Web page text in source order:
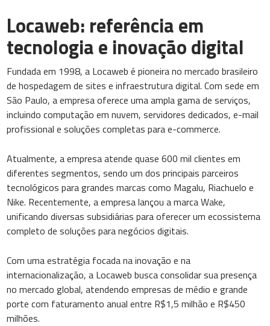
Locaweb: referência em
tecnologia e inovação digital
Fundada em 1998, a Locaweb é pioneira no mercado brasileiro
de hospedagem de sites e infraestrutura digital. Com sede em
São Paulo, a empresa oferece uma ampla gama de serviços,
incluindo computação em nuvem, servidores dedicados, e-mail
profissional e soluções completas para e-commerce.
Atualmente, a empresa atende quase 600 mil clientes em
diferentes segmentos, sendo um dos principais parceiros
tecnológicos para grandes marcas como Magalu, Riachuelo e
Nike. Recentemente, a empresa lançou a marca Wake,
unificando diversas subsidiárias para oferecer um ecossistema
completo de soluções para negócios digitais.
Com uma estratégia focada na inovação e na
internacionalização, a Locaweb busca consolidar sua presença
no mercado global, atendendo empresas de médio e grande
porte com faturamento anual entre R$1,5 milhão e R$450
milhões.